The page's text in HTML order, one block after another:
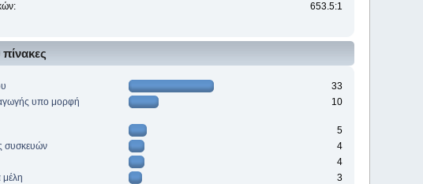
653.5:1
33
υπο μορφή
10
5
συσκευών
4
4
μέλη
3